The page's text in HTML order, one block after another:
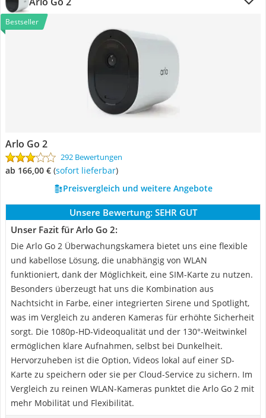
Bestseller
Arlo Go 2
292 Bewertungen
ab 166,00 € ( Sofort lieferbar)
Preisvergleich und weitere Angebote
Unsere Bewertung: SEHR GUT
Unser Fazit für Arlo Go 2:
Die Arlo Go 2 Überwachungskamera bietet uns eine flexible
und kabellose Lösung, die unabhängig von WLAN
funktioniert, dank der Möglichkeit, eine SIM-Karte zu nutzen.
Besonders überzeugt hat uns die Kombination aus
Nachtsicht in Farbe, einer integrierten Sirene und Spotlight,
was im Vergleich zu anderen Kameras für erhöhte Sicherheit
sorgt. Die 1080p-HD-Videoqualität und der 130°-Weitwinkel
ermöglichen klare Aufnahmen, selbst bei Dunkelheit.
Hervorzuheben ist die Option, Videos lokal auf einer SD-
Karte zu speichern oder sie per Cloud-Service zu sichern. Im
Vergleich zu reinen WLAN-Kameras punktet die Arlo Go 2 mit
mehr Mobilität und Flexibilität.